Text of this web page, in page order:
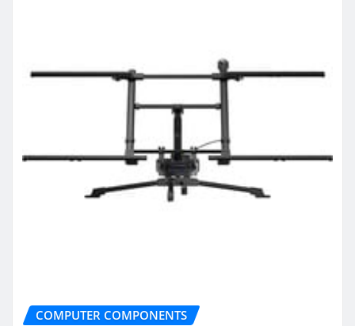
COMPUTER COMPONENTS